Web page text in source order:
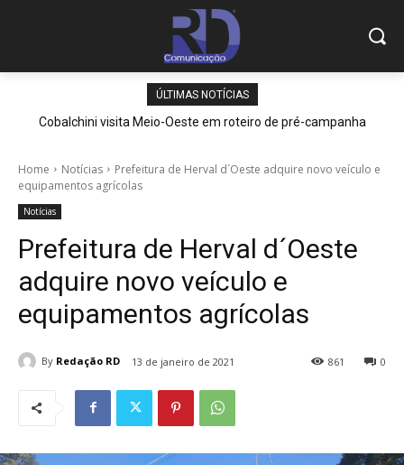
ÚLTIMAS NOTÍCIAS
Cobalchini visita Meio-Oeste em roteiro de pré-campanha
Home Notícias
Prefeitura de Herval d´Oeste adquire novo veículo e
equipamentos agrícolas
Notícias
Prefeitura de Herval d´Oeste
adquire novo veículo e
equipamentos agrícolas
By Redação RD 13 de janeiro de 2021 0
861